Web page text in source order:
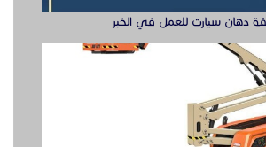
صناديق وهياكل سيارات الشرقية